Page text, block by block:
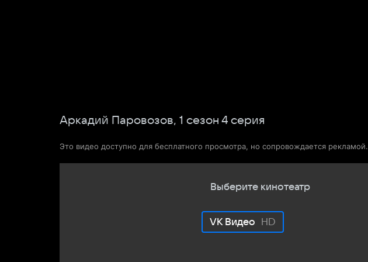
Аркадий Паровозов, 1 сезон 4 серия
Это видео доступно для бесплатного просмотра, но сопровождается рекламой.
Выберите кинотеатр
VK Видео HD